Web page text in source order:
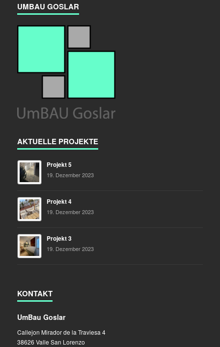
UMBAU GOSLAR
AKTUELLE PROJEKTE
Projekt 5
19. Dezember 2023
Projekt 4
19. Dezember 2023
Projekt 3
19. Dezember 2023
KONTAKT
UmBau Goslar
Callejon Mirador de la Traviesa 4
38626 Valle San Lorenzo